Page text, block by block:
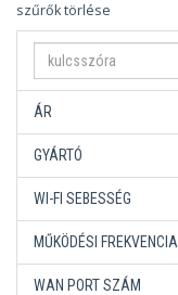
szűrők törlése
ÁR
GYÁRTÓ
WI-FI SEBESSÉG
MŰKÖDÉSI FREKVENCIA
WAN PORT SZÁM